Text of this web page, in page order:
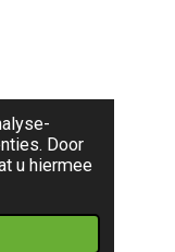
Door
u hiermee